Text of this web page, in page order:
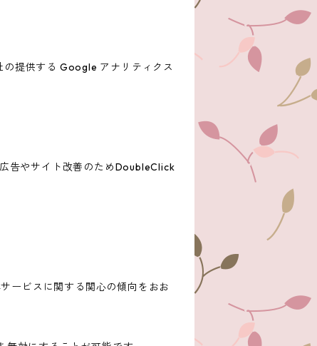
提供する Google アナリティクス
告やサイト改善のためDoubleClick
ービスに関する関心の傾向をおお